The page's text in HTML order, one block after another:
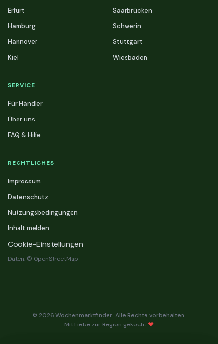
Erfurt
Hamburg
Hannover
Kiel
Saarbrücken
Schwerin
Stuttgart
Wiesbaden
SERVICE
Für Händler
Über uns
FAQ & Hilfe
RECHTLICHES
Impressum
Datenschutz
Nutzungsbedingungen
Inhalt melden
Cookie-Einstellungen
Daten: © OpenStreetMap
© 2026 Wochenmarktfinder. Alle Rechte vorbehalten.
Mit Liebe zur Region gekocht ❤